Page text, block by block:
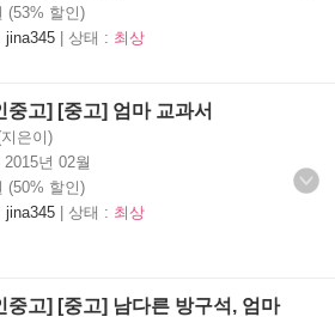
(53% 할인)
jina345 | 상태 : 최상
중고] [중고] 엄마 교과서
지은이)
2015년 02월
(50% 할인)
jina345 | 상태 : 최상
중고] [중고] 남다른 방구석, 엄마